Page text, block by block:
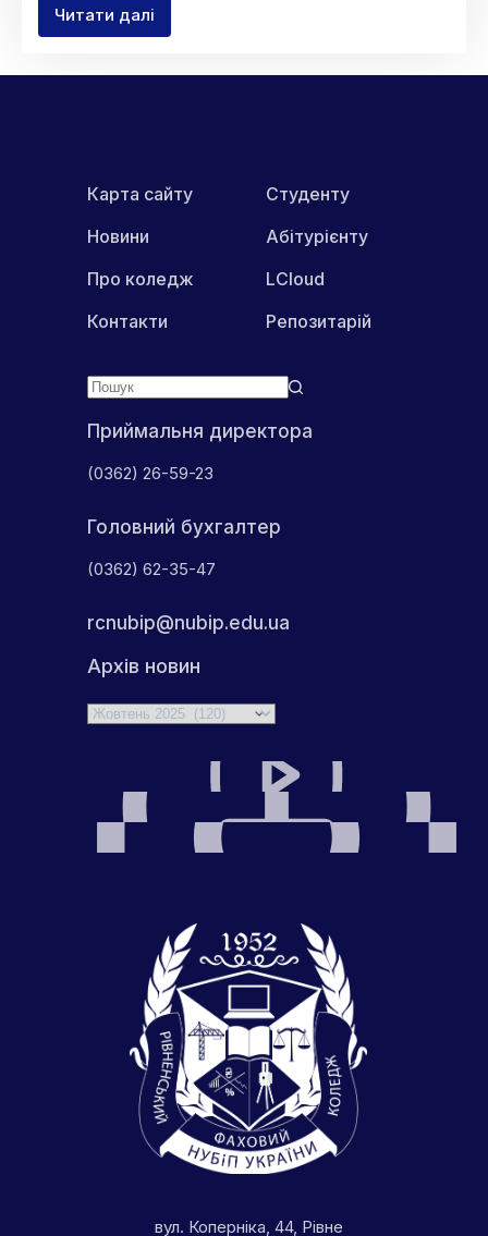
Читати далі
Права
День
юриста
в
Приймальня директора
(0362) 26-59-23
Головний бухгалтер
(0362) 62-35-47
rcnubip@nubip.edu.ua
Архів новин
Архіви
вул. Коперніка, 44, Рівне
Карта сайту
Новини
Про коледж
Контакти
Студенту
Абітурієнту
LCloud
Репозитарій